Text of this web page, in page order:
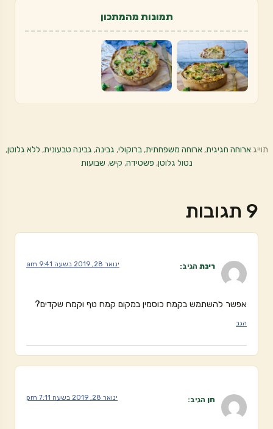
תמונות מהמתכון
תוייגארוחה חגיגית,ארוחה משפחתית,ברוקולי, גבינה, גבינה טבעונית, ללא גלוטן,
נטול גלוטן, פשטידה, קיש, שבועות
9 תגובות
רינת הגיב: ינואר 28, 2019 בשעה 9:41 am
אפשר להשתמש בקמח כוסמין במקום קמח טף וקמח שקדים?
הגב
חן הגיב: ינואר 28, 2019 בשעה 7:11 pm